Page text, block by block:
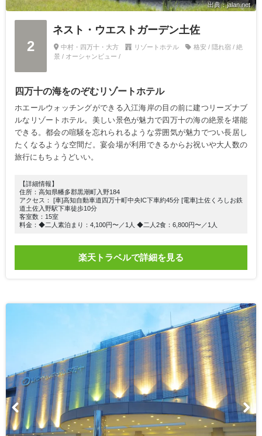
出典：jalan.net
2
ネスト・ウエストガーデン土佐
中村・四万十・大方 リゾートホテル
格安 / 隠れ宿 / 絶
景 / オーシャンビュー /
四万十の海をのぞむリゾートホテル
ホエールウォッチングができる入江海岸の目の前に建つリーズナブ
ルなリゾートホテル。美しい景色が魅力で四万十の海の絶景を堪能
できる。都会の喧騒を忘れられるような雰囲気が魅力でつい長居し
たくなるような空間だ。宴会場が利用できるからお祝いや大人数の
旅行にもちょうどいい。
【詳細情報】
住所：高知県幡多郡黒潮町入野184
アクセス： [車]高知自動車道四万十町中央IC下車約45分 [電車]土佐くろしお鉄
道土佐入野駅下車徒歩10分
客室数：15室
料金：◆二人素泊まり：4,100円〜／1人 ◆二人2食：6,800円〜／1人
楽天トラベルで詳細を見る